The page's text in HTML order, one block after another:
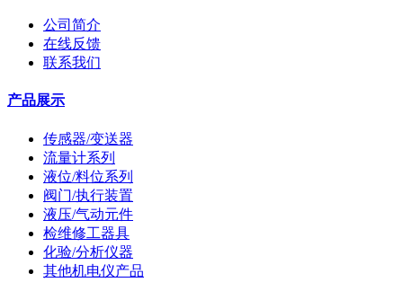
公司简介
在线反馈
联系我们
产品展示
传感器/变送器
流量计系列
液位/料位系列
阀门/执行装置
液压/气动元件
检维修工器具
化验/分析仪器
其他机电仪产品